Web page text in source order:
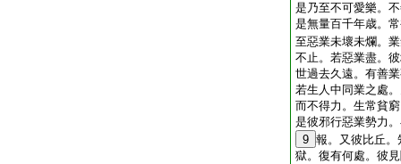
是乃至不可愛樂。
是無量百千年歳。
至惡業未壞未爛。
不止。若惡業盡。
世過去久遠。有善
若生人中同業之處
而不得力。生常貧
是彼邪行惡業勢力
9 報。又彼比丘
獄。復有何處。彼